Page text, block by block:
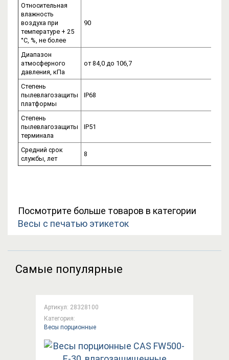
Относительная
влажность
воздуха при
температуре + 25
°С, %, не более
90
Диапазон
атмосферного
давления, кПа
от 84,0 до 106,7
Степень
пылевлагозащиты
платформы
IP68
Степень
пылевлагозащиты
терминала
IP51
Средний срок
службы, лет
8
Посмотрите больше товаров в категории
Весы с печатью этикеток
Самые популярные
Артикул: 28328100
Категория:
Весы порционные